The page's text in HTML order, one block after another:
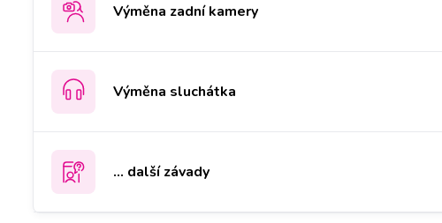
Výměna zadní kamery
Výměna sluchátka
... další závady